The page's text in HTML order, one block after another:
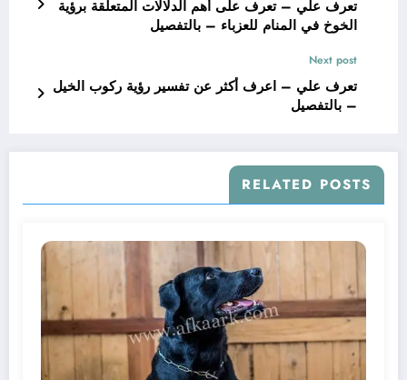
تعرف علي – تعرف على أهم الدلالات المتعلقة برؤية
الخوخ في المنام للعزباء – بالتفصيل
Next post
تعرف علي – اعرف أكثر عن تفسير رؤية ركوب الخيل
– بالتفصيل
RELATED POSTS